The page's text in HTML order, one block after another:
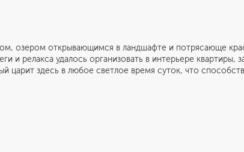
озером открывающимся в ландшафте и потрясающе
и релакса удалось организовать в интерьере
царит здесь в любое светлое время суток, что